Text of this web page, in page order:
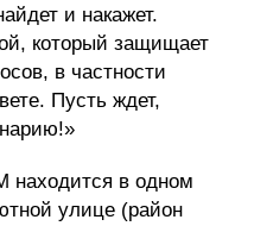
и накажет.
который защищает
в частности
Пусть ждет,
находится в одном
улице (район